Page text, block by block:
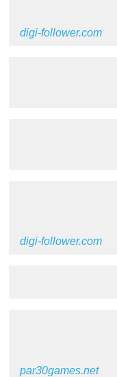
digi-follower.com
digi-follower.com
par30games.net